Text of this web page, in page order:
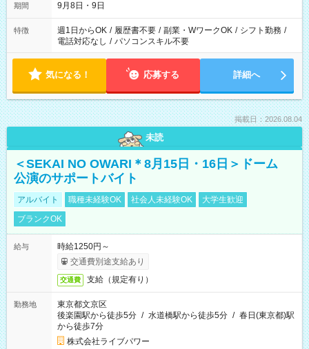
期間 9月8日・9日
特徴 週1日からOK / 履歴書不要 / 副業・WワークOK / シフト勤務 /
電話対応なし / パソコンスキル不要
気になる！ 応募する 詳細へ
掲載日：2026.08.04
未読
＜SEKAI NO OWARI＊8月15日・16日＞ドーム
公演のサポートバイト
アルバイト 職種未経験OK 社会人未経験OK
大学生歓迎
ブランクOK
給与
時給1250円～
交通費別途支給あり
交通費 支給（規定有り）
勤務地
東京都文京区
後楽園駅から徒歩5分 / 水道橋駅から徒歩5分 / 春日(東京都)駅
から徒歩7分
株式会社ライブパワー